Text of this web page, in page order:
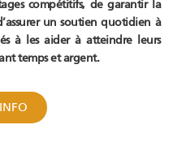
compétitifs, de garantir la
un soutien quotidien à
à les aider à atteindre leurs
temps et argent.